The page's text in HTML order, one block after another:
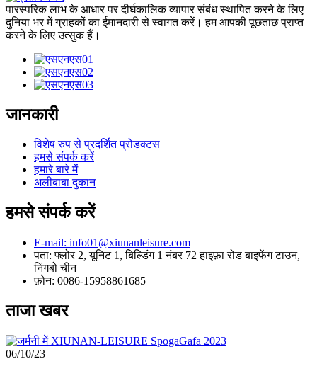
पारस्परिक लाभ के आधार पर दीर्घकालिक व्यापार संबंध स्थापित करने के लिए
दुनिया भर में ग्राहकों का ईमानदारी से स्वागत करें। हम आपकी पूछताछ प्राप्त
करने के लिए उत्सुक हैं।
जानकारी
विशेष रुप से प्रदर्शित प्रोडक्टस
हमसे संपर्क करें
हमारे बारे में
अलीबाबा दुकान
हमसे संपर्क करें
E-mail: info01@xiunanleisure.com
पता: फ्लोर 2, यूनिट 1, बिल्डिंग 1 नंबर 72 हाइफ़ा रोड बाइफेंग टाउन,
निंगबो चीन
फ़ोन: 0086-15958861685
ताजा खबर
06/10/23